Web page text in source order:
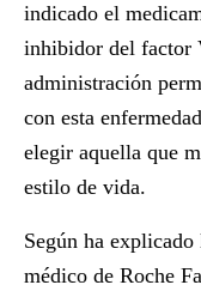
indicado el
inhibidor del factor
administración
con esta
elegir aquella que
estilo de vida.
Según ha explicado
médico de Roche